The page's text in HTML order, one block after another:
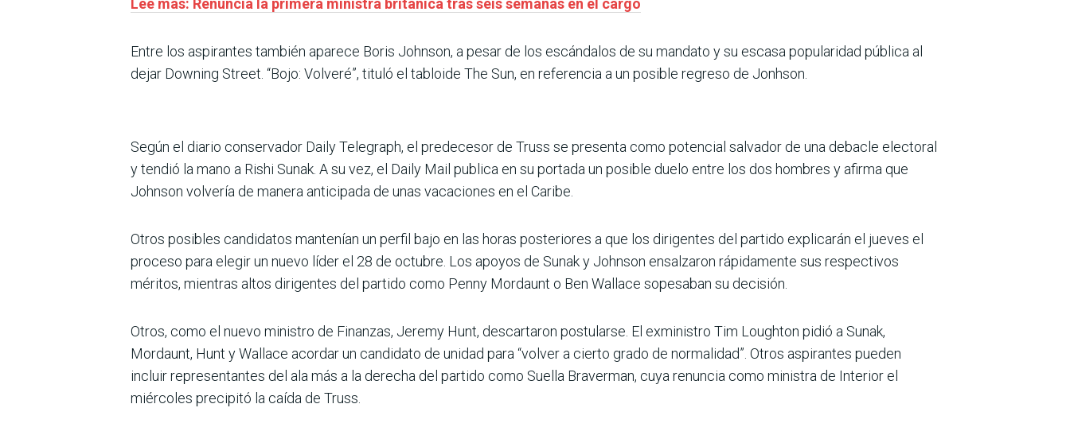
Leé más: Renuncia la primera ministra británica tras seis semanas en el cargo
Entre los aspirantes también aparece Boris Johnson, a pesar de los escándalos de su mandato y su escasa popularidad pública al
dejar Downing Street. “Bojo: Volveré”, tituló el tabloide The Sun, en referencia a un posible regreso de Jonhson.
Según el diario conservador Daily Telegraph, el predecesor de Truss se presenta como potencial salvador de una debacle electoral
y tendió la mano a Rishi Sunak. A su vez, el Daily Mail publica en su portada un posible duelo entre los dos hombres y afirma que
Johnson volvería de manera anticipada de unas vacaciones en el Caribe.
Otros posibles candidatos mantenían un perfil bajo en las horas posteriores a que los dirigentes del partido explicarán el jueves el
proceso para elegir un nuevo líder el 28 de octubre. Los apoyos de Sunak y Johnson ensalzaron rápidamente sus respectivos
méritos, mientras altos dirigentes del partido como Penny Mordaunt o Ben Wallace sopesaban su decisión.
Otros, como el nuevo ministro de Finanzas, Jeremy Hunt, descartaron postularse. El exministro Tim Loughton pidió a Sunak,
Mordaunt, Hunt y Wallace acordar un candidato de unidad para “volver a cierto grado de normalidad”. Otros aspirantes pueden
incluir representantes del ala más a la derecha del partido como Suella Braverman, cuya renuncia como ministra de Interior el
miércoles precipitó la caída de Truss.